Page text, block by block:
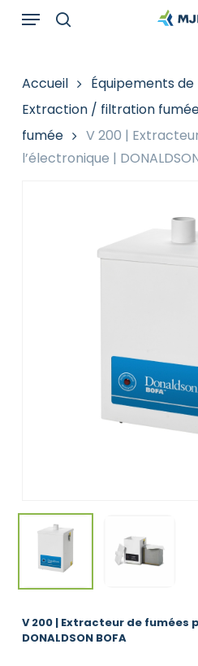
Recherche
Menu
Accueil
Équipements
Extraction / filtration
fumée
V 200 |
l’électronique |
V 200 | Extracteur de fumées
DONALDSON BOFA